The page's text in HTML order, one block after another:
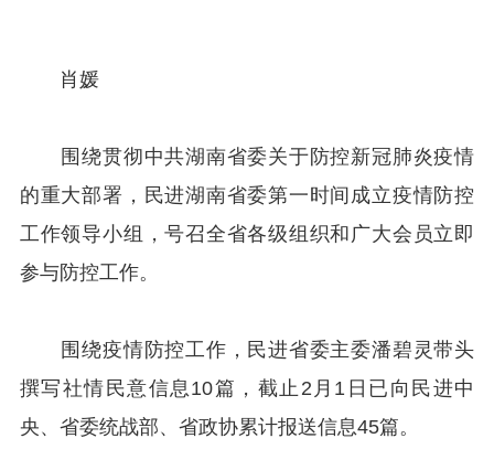
肖媛
围绕贯彻中共湖南省委关于防控新冠肺炎疫情
的重大部署，民进湖南省委第一时间成立疫情防控
工作领导小组，号召全省各级组织和广大会员立即
参与防控工作。
围绕疫情防控工作，民进省委主委潘碧灵带头
撰写社情民意信息10篇，截止2月1日已向民进中
央、省委统战部、省政协累计报送信息45篇。